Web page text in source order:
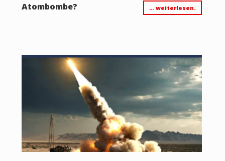
Atombombe?
… weiterlesen.